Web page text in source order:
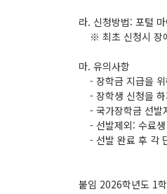
라. 신청방법: 포털
※ 최초 신청시 장
마. 유의사항
- 장학금 지급을 위
- 장학생 신청을 하
- 국가장학금 선발
- 선발제외: 수료생
- 선발 완료 후 각
붙임 2026학년도 1